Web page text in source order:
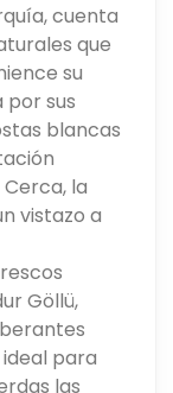
cuenta
que
su
por sus
blancas
la
vistazo a
Göllü,
para
las